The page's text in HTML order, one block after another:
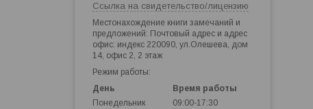
Ссылка на свидетельство/лицензию
Местонахождение книги замечаний и
предложений: Почтовый адрес и адрес
офис: индекс 220090, ул.Олешева, дом
14, офис 2, 2 этаж
Режим работы:
День
Время работы
Понедельник
09:00-17:30